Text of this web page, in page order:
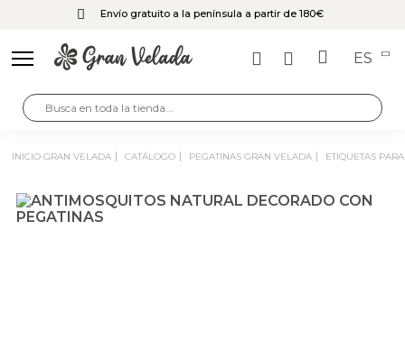
Envío gratuito a la península a partir de 180€
ES
INICIO GRAN VELADA CATÁLOGO PEGATINAS GRAN VELADA ETIQUETAS